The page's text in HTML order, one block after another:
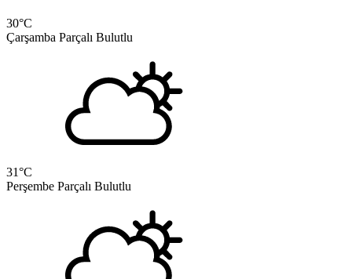
30°C
Çarşamba Parçalı Bulutlu
31°C
Perşembe Parçalı Bulutlu